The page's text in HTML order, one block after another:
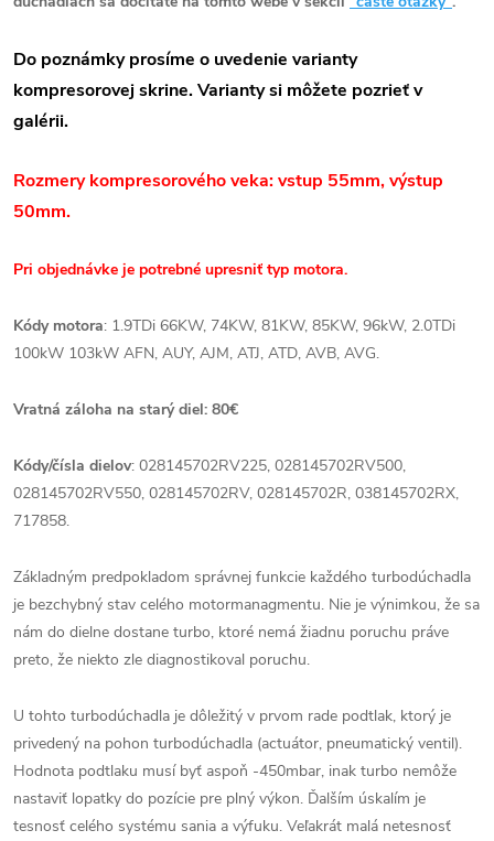
Do poznámky prosíme o uvedenie varianty
kompresorovej skrine. Varianty si môžete pozrieť v
galérii.
Rozmery kompresorového veka: vstup 55mm, výstup
50mm.
Pri objednávke je potrebné upresniť typ motora.
Kódy motora: 1.9TDi 66KW, 74KW, 81KW, 85KW, 96kW, 2.0TDi
100kW 103kW AFN, AUY, AJM, ATJ, ATD, AVB, AVG.
Vratná záloha na starý diel: 80€
Kódy/čísla dielov: 028145702RV225, 028145702RV500,
028145702RV550, 028145702RV, 028145702R, 038145702RX,
717858.
Základným predpokladom správnej funkcie každého turbodúchadla
je bezchybný stav celého motormanagmentu. Nie je výnimkou, že sa
nám do dielne dostane turbo, ktoré nemá žiadnu poruchu práve
preto, že niekto zle diagnostikoval poruchu.
U tohto turbodúchadla je dôležitý v prvom rade podtlak, ktorý je
privedený na pohon turbodúchadla (actuátor, pneumatický ventil).
Hodnota podtlaku musí byť aspoň -450mbar, inak turbo nemôže
nastaviť lopatky do pozície pre plný výkon. Ďalším úskalím je
tesnosť celého systému sania a výfuku. Veľakrát malá netesnosť